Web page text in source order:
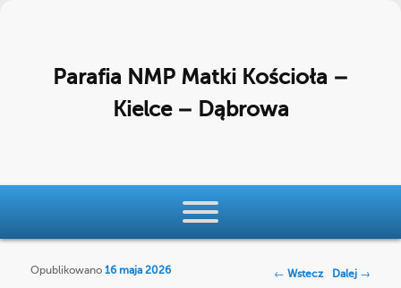
Parafia NMP Matki Kościoła –
Kielce – Dąbrowa
Nawigacja po
← Wstecz Dalej →
Opublikowano16 maja 2026